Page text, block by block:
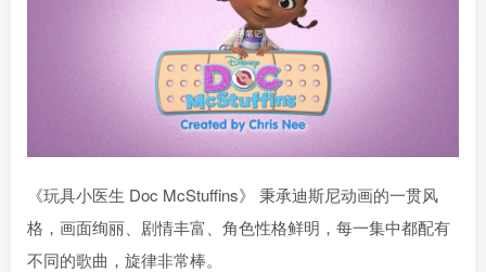
《玩具小医生 Doc McStuffins》 秉承迪斯尼动画的一贯风
格，画面绚丽、剧情丰富、角色性格鲜明，每一集中都配有
不同的歌曲，旋律非常棒。